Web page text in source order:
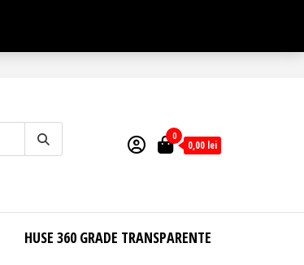
0
0,00 lei
HUSE 360 GRADE TRANSPARENTE